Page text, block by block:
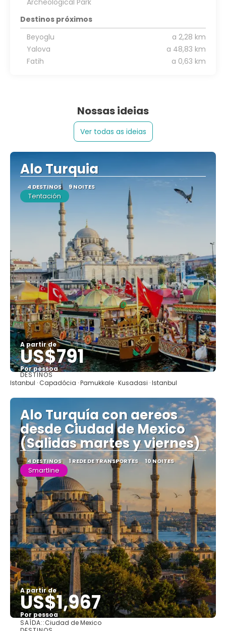
Archeological Park
Destinos próximos
Beyoglu
a 2,28 km
Yalova
a 48,83 km
Fatih
a 0,63 km
Nossas ideias
Ver todas as ideias
Alo Turquia
4 DESTINOS 9 NOITES
Tentación
A partir de
US$791
Por pessoa
Saiba mais
DESTINOS
Istanbul · Capadócia · Pamukkale · Kusadasi · Istanbul
Alo Turquía con aereos
desde Ciudad de Mexico
(Salidas martes y viernes)
4 DESTINOS 1 REDE DE TRANSPORTES 10 NOITES
Smartline
A partir de
US$1,967
Por pessoa
Saiba mais
SAÍDA::Ciudad de Mexico